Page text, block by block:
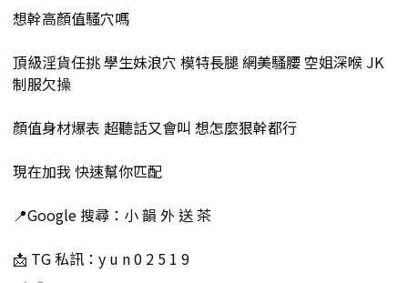
想幹高顏值騷穴嗎
頂級淫貨任挑 學生妹浪穴 模特長腿 網美騷腰 空姐深喉 JK
制服欠操
顏值身材爆表 超聽話又會叫 想怎麼狠幹都行
現在加我 快速幫你匹配
📍Google 搜尋：小 韻 外 送 茶
📩 TG 私訊：y u n 0 2 5 1 9